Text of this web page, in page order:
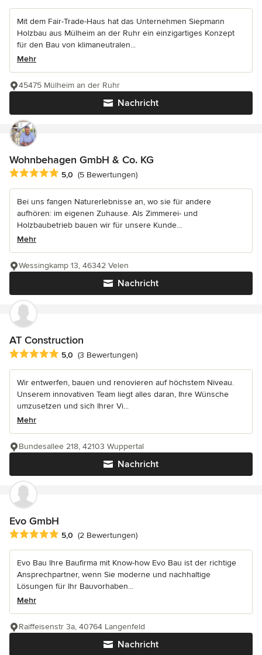
Mit dem Fair-Trade-Haus hat das Unternehmen Siepmann
Holzbau aus Mülheim an der Ruhr ein einzigartiges Konzept
für den Bau von klimaneutralen...
Mehr
Nachricht
45475 Mülheim an der Ruhr
Wohnbehagen GmbH & Co. KG
Durchschnittliche Bewertung: 5 von 5 Sternen
5,0 (5 Bewertungen)
Bei uns fangen Naturerlebnisse an, wo sie für andere
aufhören: im eigenen Zuhause. Als Zimmerei- und
Holzbaubetrieb bauen wir für unsere Kunde...
Mehr
Nachricht
Wessingkamp 13, 46342 Velen
AT Construction
Durchschnittliche Bewertung: 5 von 5 Sternen
5,0 (3 Bewertungen)
Wir entwerfen, bauen und renovieren auf höchstem Niveau.
Unserem innovativen Team liegt alles daran, Ihre Wünsche
umzusetzen und sich Ihrer Vi...
Mehr
Nachricht
Bundesallee 218, 42103 Wuppertal
Evo GmbH
Durchschnittliche Bewertung: 5 von 5 Sternen
5,0 (2 Bewertungen)
Evo Bau Ihre Baufirma mit Know-how Evo Bau ist der richtige
Ansprechpartner, wenn Sie moderne und nachhaltige
Lösungen für Ihr Bauvorhaben...
Mehr
Nachricht
Raiffeisenstr 3a, 40764 Langenfeld